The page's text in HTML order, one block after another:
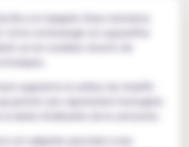
Kiss est équipée d'une resistance
Cette technologie est aujourd'hui
sur les modeles récents de
augmente la surface de chauffe
permet une vaporisation homogène
est adaptée aussi bien à une